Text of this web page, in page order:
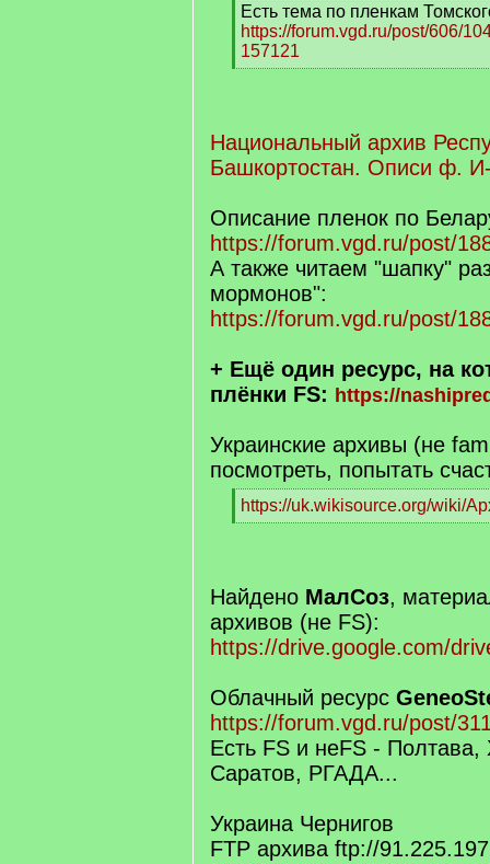
[
q
]
Есть тема по пленкам
https://forum.vgd.ru/post/606/
157121
[
Национальный архив
Башкортостан. Описи ф.
Описание пленок по
https://forum.vgd.ru/post/
А также читаем "шапку"
мормонов":
https://forum.vgd.ru/post/
+ Ещё один ресурс, на
плёнки FS: https://
Украинские архивы (не
посмотреть, попытать
[
q
https://uk.wikisource.org/wiki/
[
]
Найдено МалСоз,
архивов (не FS):
https://drive.google.com/
Облачный ресурс
https://forum.vgd.ru/post/
Есть FS и неFS -
Саратов, РГАДА...
Украина Чернигов
FTP архива ftp://